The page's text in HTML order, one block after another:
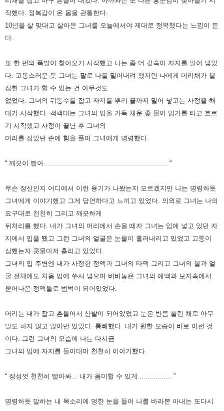
작했다. 정복감이 온 몸을 관통한다.
10년을 살 맞대고 살아온 그녀를 오늘에서야 제대로 정복했다는 느낌이 든
다.
또 한 번의 폭발이 찾아오기 시작했고 나는 좀 더 깊숙이 자지를 밀어 넣었
다.
고통스러운 듯 그녀는 팔로 나를 밀어내려 했지만 나에게 머리채가 붙
잡힌 그녀가 할 수 있는 건 아무것도
없었다.
그녀의 뒤통수를 잡고 자지를 뿌리 끝까지 밀어 넣고는 사정을 해
대기 시작했다. 캑캑대는 그녀의 입을 가득 채운 좆 물이 입가를 타고 흐르
기 시작했고 사정이 끝난 후 그녀의
머리를 잡았던 손에 힘을 풀며 그녀에게 명령했다.
“ 깨끗이 빨아.............................................................. “
무슨 정신인지 어디에서 이런 용기가 나왔는지 모르겠지만 나는 명령하듯
그녀에게 이야기했고 그게 당연하다고 느끼고 있었다. 의외로 그녀는 나의
요구대로 천천히 그리고 깨끗하게
뒤처리를 했다. 내가 그녀의 머리에서 손을 떼자 그녀는 입에 넣고 있던 자
지에서 입을 뗐고 그런 그녀의 얼굴은 눈물이 흘러내리고 있었고 고통이
심했는지 콧물마저 흘리고 있었다.
그녀의 입 주변엔 내가 사정한 정액과 그녀의 타액 그리고 그녀의 볼과 얼
굴 전체에도 처음 입에 쑤셔 넣으며 비벼놓은 그녀의 애액과 보지속에서
묻어나온 정액들로 범벅이 되어있었다.
머리는 내가 잡고 흔들어서 산발이 되어있었고 눈은 반쯤 풀린 채로 아무
말도 하지 않고 앉아만 있었다. 통쾌했다. 내가 원한 모습이 바로 이런 것
이다.
그런 그녀의 모습에 나는 다시금
그녀의 입에 자지를 들이대며 천천히 이야기했다.
“ 정성껏 천천히 빨아봐... 내가 음미할 수 있게................. ”
명령하듯 말하는 내 목소리에 멍한 눈을 들어 나를 바라본 아내는 또다시